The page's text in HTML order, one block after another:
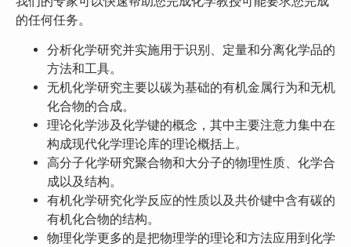
的任何任务。
分析化学研究并实施用于识别、定量和分离化学品的
方法和工具。
无机化学研究主要以碳为基础的有机金属行为和无机
化合物的合成。
理论化学涉及化学键的概念，其中主要注意力集中在
构成现代化学理论库的理论概括上。
高分子化学研究聚合物和大分子的物理性质、化学合
成以及结构。
有机化学研究化学反应的性质以及共价键中含有碳的
有机化合物的结构。
物理化学更多的是把物理学的理论和方法应用到化学